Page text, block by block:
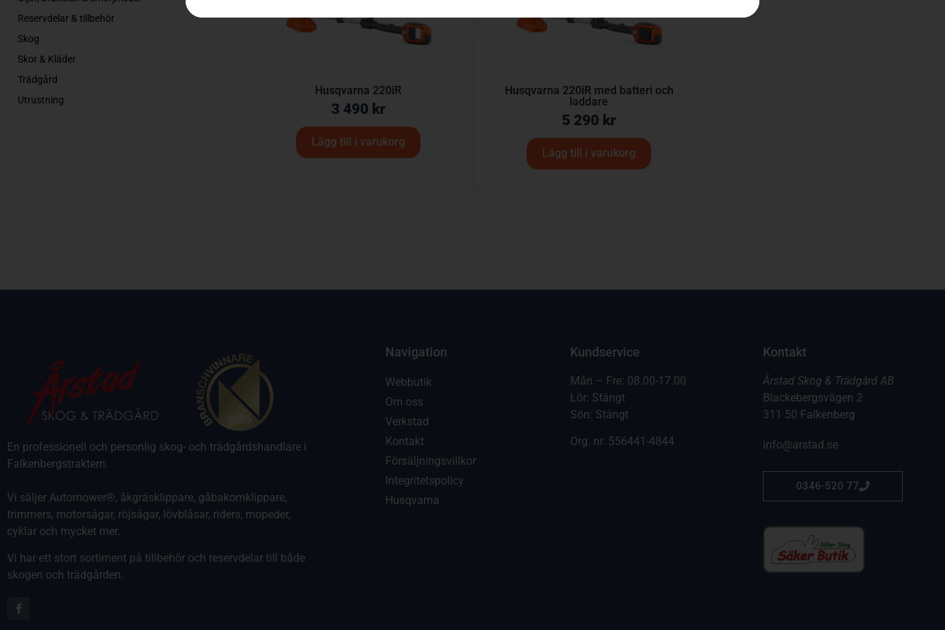
Reservdelar & tillbehör
Skog
Skor & Kläder
Trädgård
Utrustning
Husqvarna 220iR
3 490 kr
Lägg till i varukorg
Husqvarna 220iR med batteri och
laddare
5 290 kr
Lägg till i varukorg
En professionell och personlig skog- och trädgårdshandlare i
Falkenbergstraktern.
Vi säljer Automower®, åkgräsklippare, gåbakomklippare,
trimmers, motorsågar, röjsågar, lövblåsar, riders, mopeder,
cyklar och mycket mer.
Vi har ett stort sortiment på tillbehör och reservdelar till både
skogen och trädgården.
Navigation
Webbutik
Om oss
Verkstad
Kontakt
Försäljningsvillkor
Integritetspolicy
Husqvarna
Kundservice
Mån – Fre: 08.00-17.00
Lör: Stängt
Sön: Stängt
Org. nr. 556441-4844
Kontakt
Årstad Skog & Trädgård AB
Blackebergsvägen 2
311 50 Falkenberg
info@arstad.se
0346-520 77